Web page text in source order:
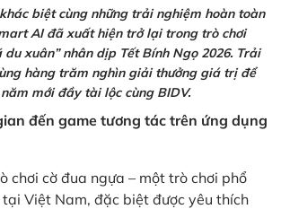
biệt cùng những trải nghiệm hoàn toàn
AI đã xuất hiện trở lại trong trò chơi
xuân” nhân dịp Tết Bính Ngọ 2026. Trải
hàng trăm nghìn giải thưởng giá trị để
mới đầy tài lộc cùng BIDV.
đến game tương tác trên ứng dụng
chơi cờ đua ngựa – một trò chơi phổ
Việt Nam, đặc biệt được yêu thích